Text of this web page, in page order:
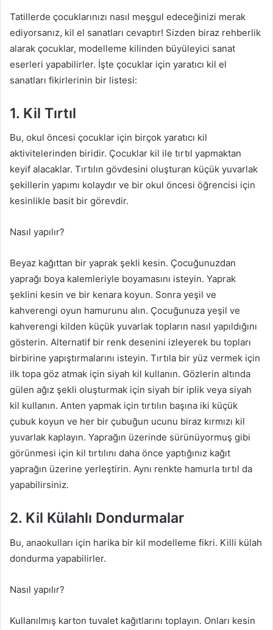
Tatillerde çocuklarınızı nasıl meşgul edeceğinizi merak
ediyorsanız, kil el sanatları cevaptır! Sizden biraz rehberlik
alarak çocuklar, modelleme kilinden büyüleyici sanat
eserleri yapabilirler. İşte çocuklar için yaratıcı kil el
sanatları fikirlerinin bir listesi:
1. Kil Tırtıl
Bu, okul öncesi çocuklar için birçok yaratıcı kil
aktivitelerinden biridir. Çocuklar kil ile tırtıl yapmaktan
keyif alacaklar. Tırtılın gövdesini oluşturan küçük yuvarlak
şekillerin yapımı kolaydır ve bir okul öncesi öğrencisi için
kesinlikle basit bir görevdir.
Nasıl yapılır?
Beyaz kağıttan bir yaprak şekli kesin. Çocuğunuzdan
yaprağı boya kalemleriyle boyamasını isteyin. Yaprak
şeklini kesin ve bir kenara koyun. Sonra yeşil ve
kahverengi oyun hamurunu alın. Çocuğunuza yeşil ve
kahverengi kilden küçük yuvarlak topların nasıl yapıldığını
gösterin. Alternatif bir renk desenini izleyerek bu topları
birbirine yapıştırmalarını isteyin. Tırtıla bir yüz vermek için
ilk topa göz atmak için siyah kil kullanın. Gözlerin altında
gülen ağız şekli oluşturmak için siyah bir iplik veya siyah
kil kullanın. Anten yapmak için tırtılın başına iki küçük
çubuk koyun ve her bir çubuğun ucunu biraz kırmızı kil
yuvarlak kaplayın. Yaprağın üzerinde sürünüyormuş gibi
görünmesi için kil tırtılını daha önce yaptığınız kağıt
yaprağın üzerine yerleştirin. Aynı renkte hamurla tırtıl da
yapabilirsiniz.
2. Kil Külahlı Dondurmalar
Bu, anaokulları için harika bir kil modelleme fikri. Killi külah
dondurma yapabilirler.
Nasıl yapılır?
Kullanılmış karton tuvalet kağıtlarını toplayın. Onları kesin